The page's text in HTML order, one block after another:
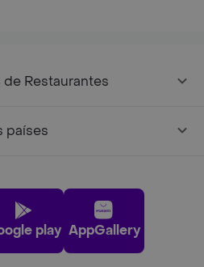
de Restaurantes
países
play AppGallery